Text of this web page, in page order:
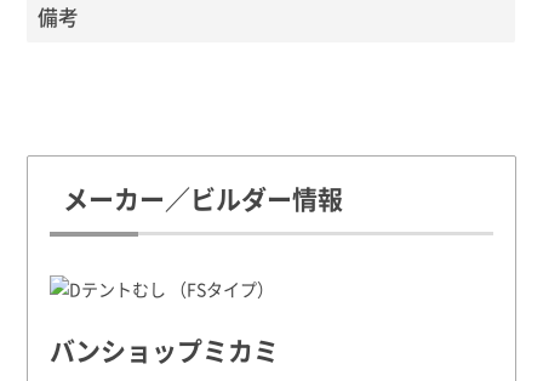
備考
メーカー／ビルダー情報
バンショップミカミ